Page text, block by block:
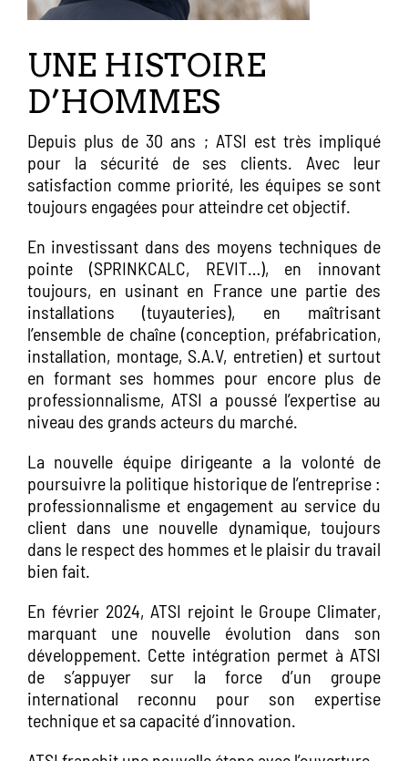
UNE HISTOIRE
D’HOMMES
Depuis plus de 30 ans ; ATSI est très impliqué
pour la sécurité de ses clients. Avec leur
satisfaction comme priorité, les équipes se sont
toujours engagées pour atteindre cet objectif.
En investissant dans des moyens techniques de
pointe (SPRINKCALC, REVIT…), en innovant
toujours, en usinant en France une partie des
installations (tuyauteries), en maîtrisant
l’ensemble de chaîne (conception, préfabrication,
installation, montage, S.A.V, entretien) et surtout
en formant ses hommes pour encore plus de
professionnalisme, ATSI a poussé l’expertise au
niveau des grands acteurs du marché.
La nouvelle équipe dirigeante a la volonté de
poursuivre la politique historique de l’entreprise :
professionnalisme et engagement au service du
client dans une nouvelle dynamique, toujours
dans le respect des hommes et le plaisir du travail
bien fait.
En février 2024, ATSI rejoint le Groupe Climater,
marquant une nouvelle évolution dans son
développement. Cette intégration permet à ATSI
de s’appuyer sur la force d’un groupe
international reconnu pour son expertise
technique et sa capacité d’innovation.